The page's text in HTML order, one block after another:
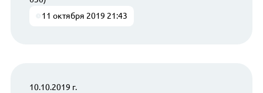
11 октября 2019 21:43
10.10.2019 г.